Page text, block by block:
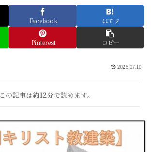
Facebook はてブ
Pinterest コピー
2026.07.10
この記事は約12分で読めます。